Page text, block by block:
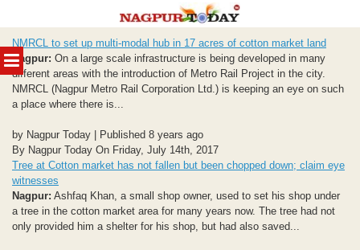
MENU
to
content
NMRCL to set up multi-modal hub in 17 acres of cotton market land
Nagpur: On a large scale infrastructure is being developed in many
different areas with the introduction of Metro Rail Project in the city.
NMRCL (Nagpur Metro Rail Corporation Ltd.) is keeping an eye on such
a place where there is...
by Nagpur Today | Published 8 years ago
By Nagpur Today On Friday, July 14th, 2017
Tree at Cotton market has not fallen but been chopped down; claim eye
witnesses
Nagpur: Ashfaq Khan, a small shop owner, used to set his shop under
a tree in the cotton market area for many years now. The tree had not
only provided him a shelter for his shop, but had also saved...